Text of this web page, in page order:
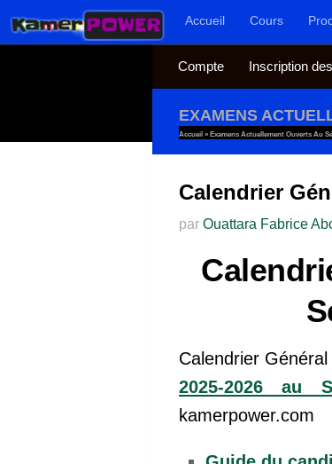
Au dessous du contenuAccueil Cours
Compte Inscription
EXAMENS
Accueil » Examens Actuellement Ouverts Au
Calendrier
par Ouattara Fabrice
Calendrier
2025-2026 au
kamerpower.com